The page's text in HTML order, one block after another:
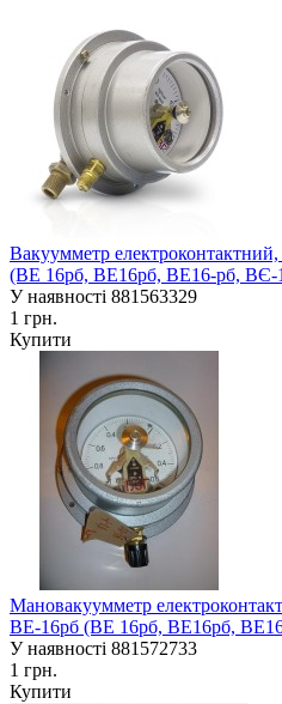
Вакуумметр
(ВЕ 16рб, ВЕ16рб, ВЕ16-рб, ВЄ-
У наявності 881563329
1 грн.
Купити
Мановакуумметр
ВЕ-16рб (ВЕ 16рб, ВЕ16рб,
У наявності 881572733
1 грн.
Купити